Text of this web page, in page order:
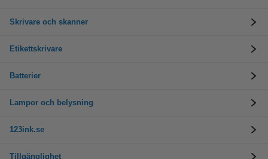
Skrivare och skanner
Etikettskrivare
Batterier
Lampor och belysning
123ink.se
Tillgänglighet